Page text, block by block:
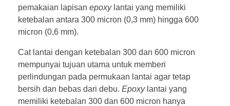
pemakaian lapisan epoxylantai yang memiliki
ketebalan antara 300 micron (0,3 mm) hingga 600
micron (0,6 mm).
Cat lantai dengan ketebalan 300 dan 600 micron
mempunyai tujuan utama untuk memberi
perlindungan pada permukaan lantai agar tetap
bersih dan bebas dari debu. Epoxylantai yang
memiliki ketebalan 300 dan 600 micron hanya